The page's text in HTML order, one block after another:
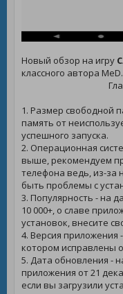
Новый обзор на игру
классного автора MeD.
1. Размер свободной
память от
успешного запуска.
2. Операционная
выше, рекомендуем
телефона ведь, из-за
быть проблемы с
3. Популярность - на
10 000+, о славе
установок, внесите
4. Версия приложения
котором исправлены
5. Дата обновления -
приложения от 21
если вы загрузили